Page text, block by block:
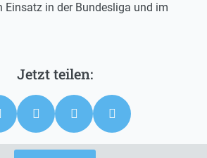
Einsatz in der Bundesliga und im